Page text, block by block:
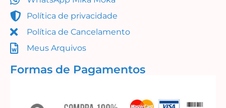
Política de privacidade
Política de Cancelamento
Meus Arquivos
Formas de Pagamentos